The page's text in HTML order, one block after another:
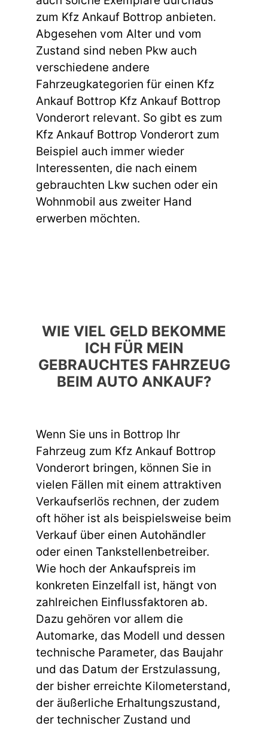
zum Kfz Ankauf Bottrop anbieten.
Abgesehen vom Alter und vom
Zustand sind neben Pkw auch
verschiedene andere
Fahrzeugkategorien für einen Kfz
Ankauf Bottrop Kfz Ankauf Bottrop
Vonderort relevant. So gibt es zum
Kfz Ankauf Bottrop Vonderort zum
Beispiel auch immer wieder
Interessenten, die nach einem
gebrauchten Lkw suchen oder ein
Wohnmobil aus zweiter Hand
erwerben möchten.
WIE VIEL GELD BEKOMME
ICH FÜR MEIN
GEBRAUCHTES FAHRZEUG
BEIM AUTO ANKAUF?
Wenn Sie uns in Bottrop Ihr
Fahrzeug zum Kfz Ankauf Bottrop
Vonderort bringen, können Sie in
vielen Fällen mit einem attraktiven
Verkaufserlös rechnen, der zudem
oft höher ist als beispielsweise beim
Verkauf über einen Autohändler
oder einen Tankstellenbetreiber.
Wie hoch der Ankaufspreis im
konkreten Einzelfall ist, hängt von
zahlreichen Einflussfaktoren ab.
Dazu gehören vor allem die
Automarke, das Modell und dessen
technische Parameter, das Baujahr
und das Datum der Erstzulassung,
der bisher erreichte Kilometerstand,
der äußerliche Erhaltungszustand,
der technischer Zustand und